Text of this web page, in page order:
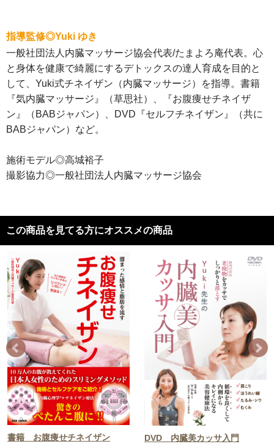
指導監修◎Yuki ゆき
一般社団法人内臓マッサージ協会代表/たまよろ庵代表。心
と身体を健康で綺麗にするデトックスの達人育成を目的と
して、Yuki式チネイザン（内臓マッサージ）を指導。書籍
『気内臓マッサージ』（草思社）、『お腹痩せチネイザ
ン』（BABジャパン）、DVD『セルフチネイザン』（共に
BABジャパン）など。
施術モデル◎高城裕子
撮影協力◎一般社団法人内臓マッサージ協会
この商品を見てる方にオススメの商品
書籍 お腹痩せチネイザン DVD 内臓美カッサ入門